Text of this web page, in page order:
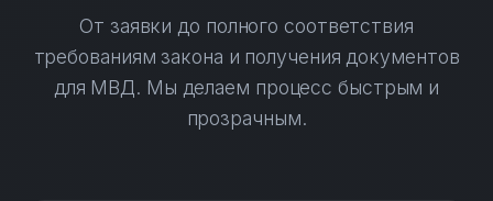
От заявки до полного соответствия
требованиям закона и получения документов
для МВД. Мы делаем процесс быстрым и
прозрачным.